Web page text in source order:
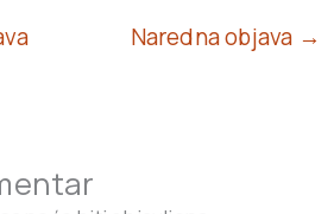
Naredna objava →